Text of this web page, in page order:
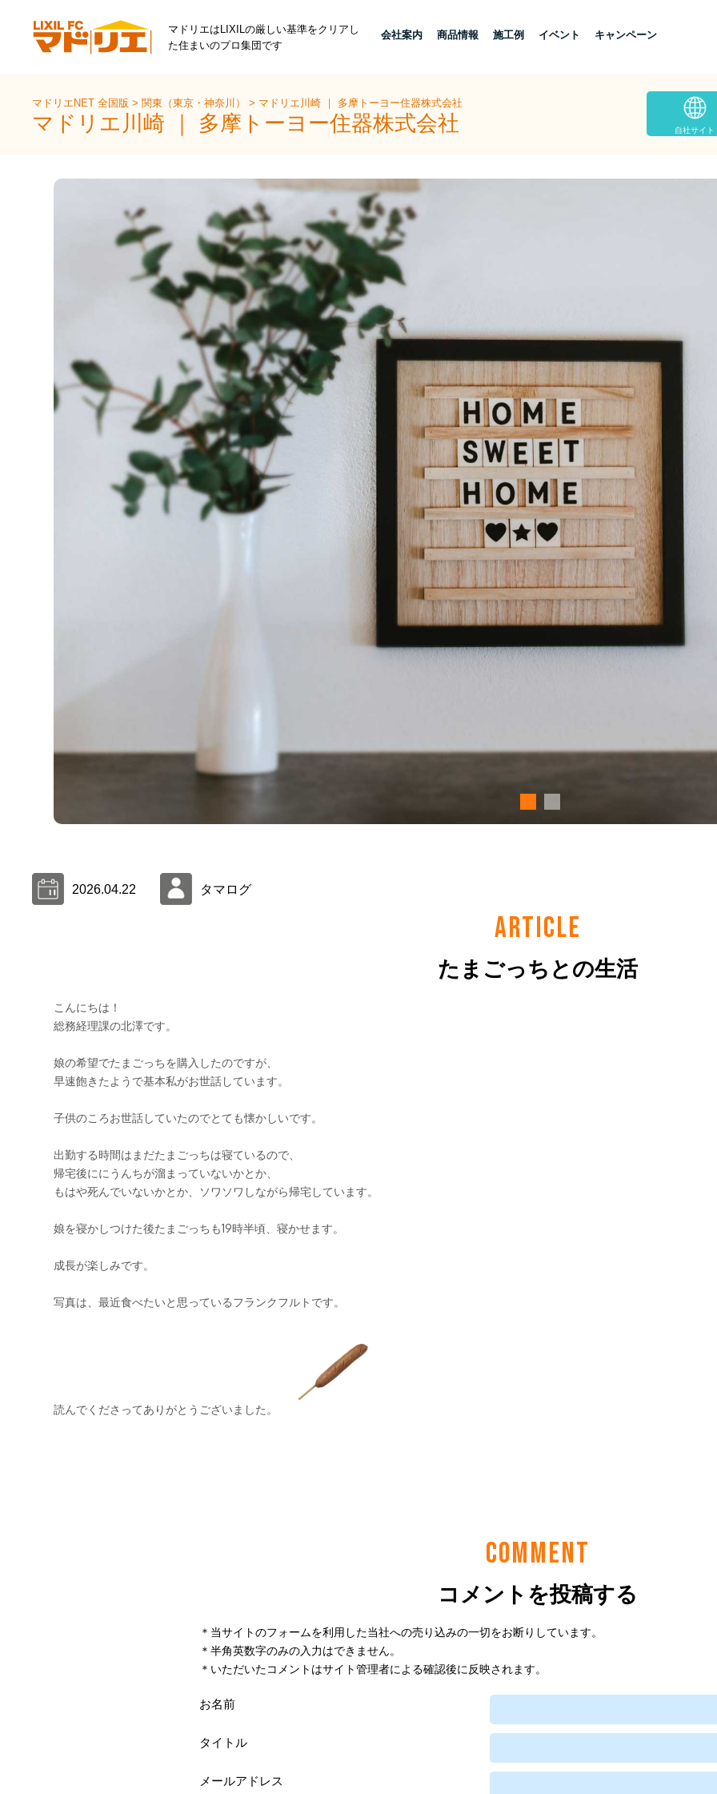
マドリエはLIXILの厳しい基準をクリアし
た住まいのプロ集団です
会社案内 商品情報 施工例 イベント キャンペーン
マドリエNET 全国版>関東（東京・神奈川）> マドリエ川崎 ｜ 多摩トーヨー住器株式会社
マドリエ川崎 ｜ 多摩トーヨー住器株式会社 自社サイト
2026.04.22 タマログ
ARTICLE
たまごっちとの生活
COMMENT
コメントを投稿する
＊当サイトのフォームを利用した当社への売り込みの一切をお断りしています。
＊半角英数字のみの入力はできません。
＊いただいたコメントはサイト管理者による確認後に反映されます。
お名前
タイトル
メールアドレス